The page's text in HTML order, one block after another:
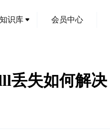
识库 会员中心
丢失如何解决